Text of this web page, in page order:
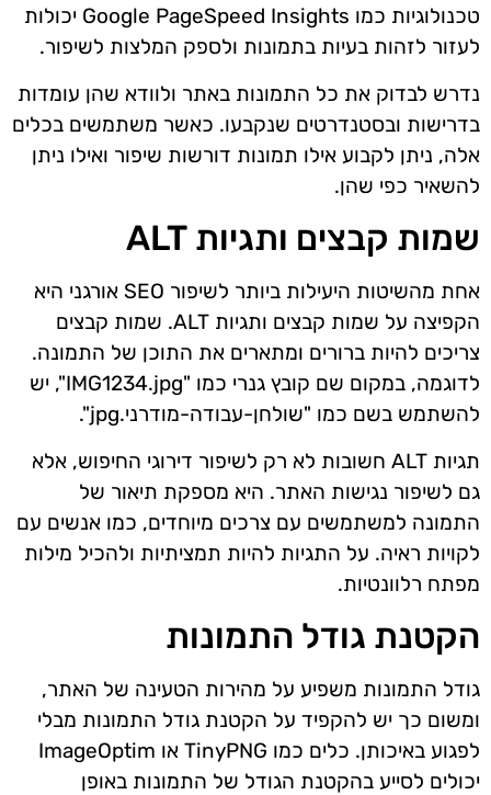
טכנולוגיות כמו Google PageSpeed Insights יכולות
לעזור לזהות בעיות בתמונות ולספק המלצות לשיפור.
נדרש לבדוק את כל התמונות באתר ולוודא שהן עומדות
בדרישות ובסטנדרטים שנקבעו. כאשר משתמשים בכלים
אלה, ניתן לקבוע אילו תמונות דורשות שיפור ואילו ניתן
להשאיר כפי שהן.
שמות קבצים ותגיות ALT
אחת מהשיטות היעילות ביותר לשיפור SEO אורגני היא
הקפיצה על שמות קבצים ותגיות ALT. שמות קבצים
צריכים להיות ברורים ומתארים את התוכן של התמונה.
לדוגמה, במקום שם קובץ גנרי כמו "IMG1234.jpg", יש
להשתמש בשם כמו "שולחן-עבודה-מודרני.jpg".
תגיות ALT חשובות לא רק לשיפור דירוגי החיפוש, אלא
גם לשיפור נגישות האתר. היא מספקת תיאור של
התמונה למשתמשים עם צרכים מיוחדים, כמו אנשים עם
לקויות ראיה. על התגיות להיות תמציתיות ולהכיל מילות
מפתח רלוונטיות.
הקטנת גודל התמונות
גודל התמונות משפיע על מהירות הטעינה של האתר,
ומשום כך יש להקפיד על הקטנת גודל התמונות מבלי
לפגוע באיכותן. כלים כמו TinyPNG או ImageOptim
יכולים לסייע בהקטנת הגודל של התמונות באופן